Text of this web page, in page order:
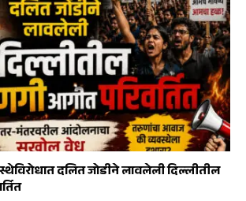
दलित जोडीने लावलेली दिल्लीतील